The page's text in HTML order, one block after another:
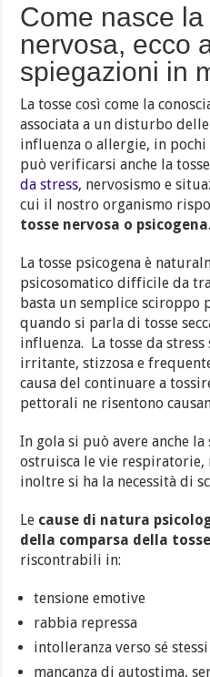
Come nasce la
nervosa, ecco
spiegazioni in
La tosse così come la
associata a un disturbo
influenza o allergie, in
può verificarsi anche la
da stress, nervosismo e
cui il nostro organismo
tosse nervosa o psicogena.
La tosse psicogena è
psicosomatico difficile da
basta un semplice sciroppo
quando si parla di tosse
influenza. La tosse da
irritante, stizzosa e
causa del continuare a
pettorali ne risentono
In gola si può avere anche la
ostruisca le vie respiratorie,
inoltre si ha la necessità di
Le cause di natura
della comparsa della
riscontrabili in:
tensione emotive
rabbia repressa
intolleranza verso sé
mancanza di autostima,